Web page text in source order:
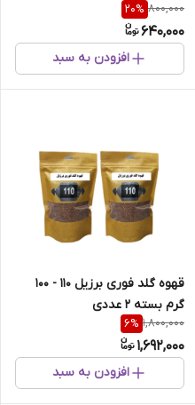
800,000
20%
640,000
افزودن به سبد
قهوه گلد فوری برزیل 110 - 100
گرم بسته 2 عددی
1,800,000
6%
1,692,000
افزودن به سبد